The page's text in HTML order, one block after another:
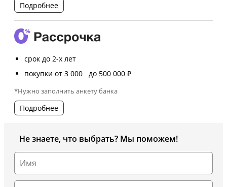
Подробнее
срок до 2-х лет
покупки от 3 000 до 500 000 ₽
*Нужно заполнить анкету банка
Подробнее
Не знаете, что выбрать? Мы поможем!